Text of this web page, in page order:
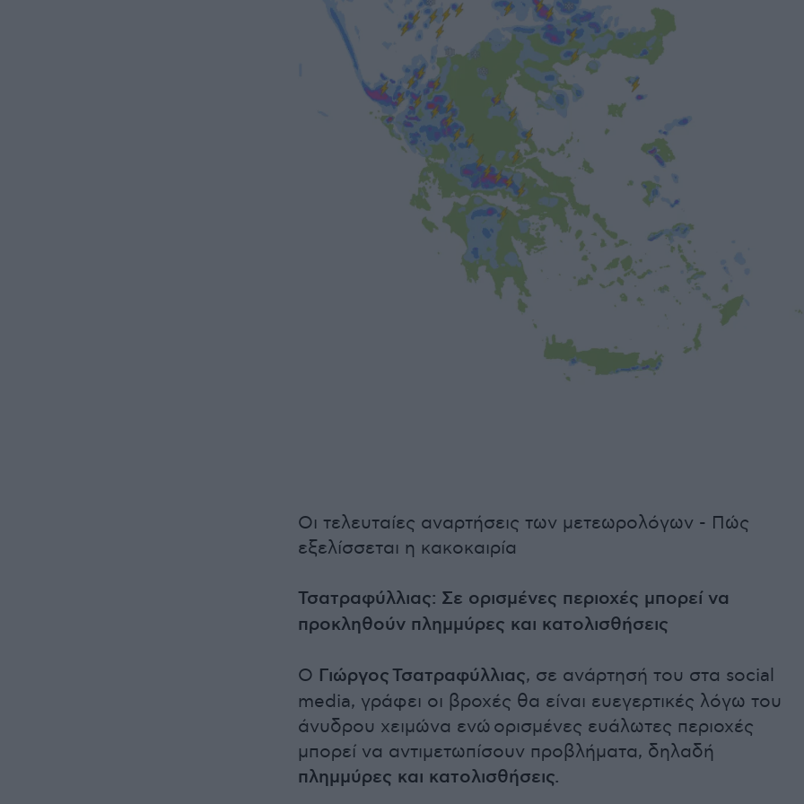
Οι τελευταίες αναρτήσεις των μετεωρολόγων - Πώς
εξελίσσεται η κακοκαιρία
Τσατραφύλλιας: Σε ορισμένες περιοχές μπορεί να
προκληθούν πλημμύρες και κατολισθήσεις
Ο Γιώργος Τσατραφύλλιας, σε ανάρτησή του στα social
media, γράφει οι βροχές θα είναι ευεγερτικές λόγω του
άνυδρου χειμώνα ενώ ορισμένες ευάλωτες περιοχές
μπορεί να αντιμετωπίσουν προβλήματα, δηλαδή
πλημμύρες και κατολισθήσεις.